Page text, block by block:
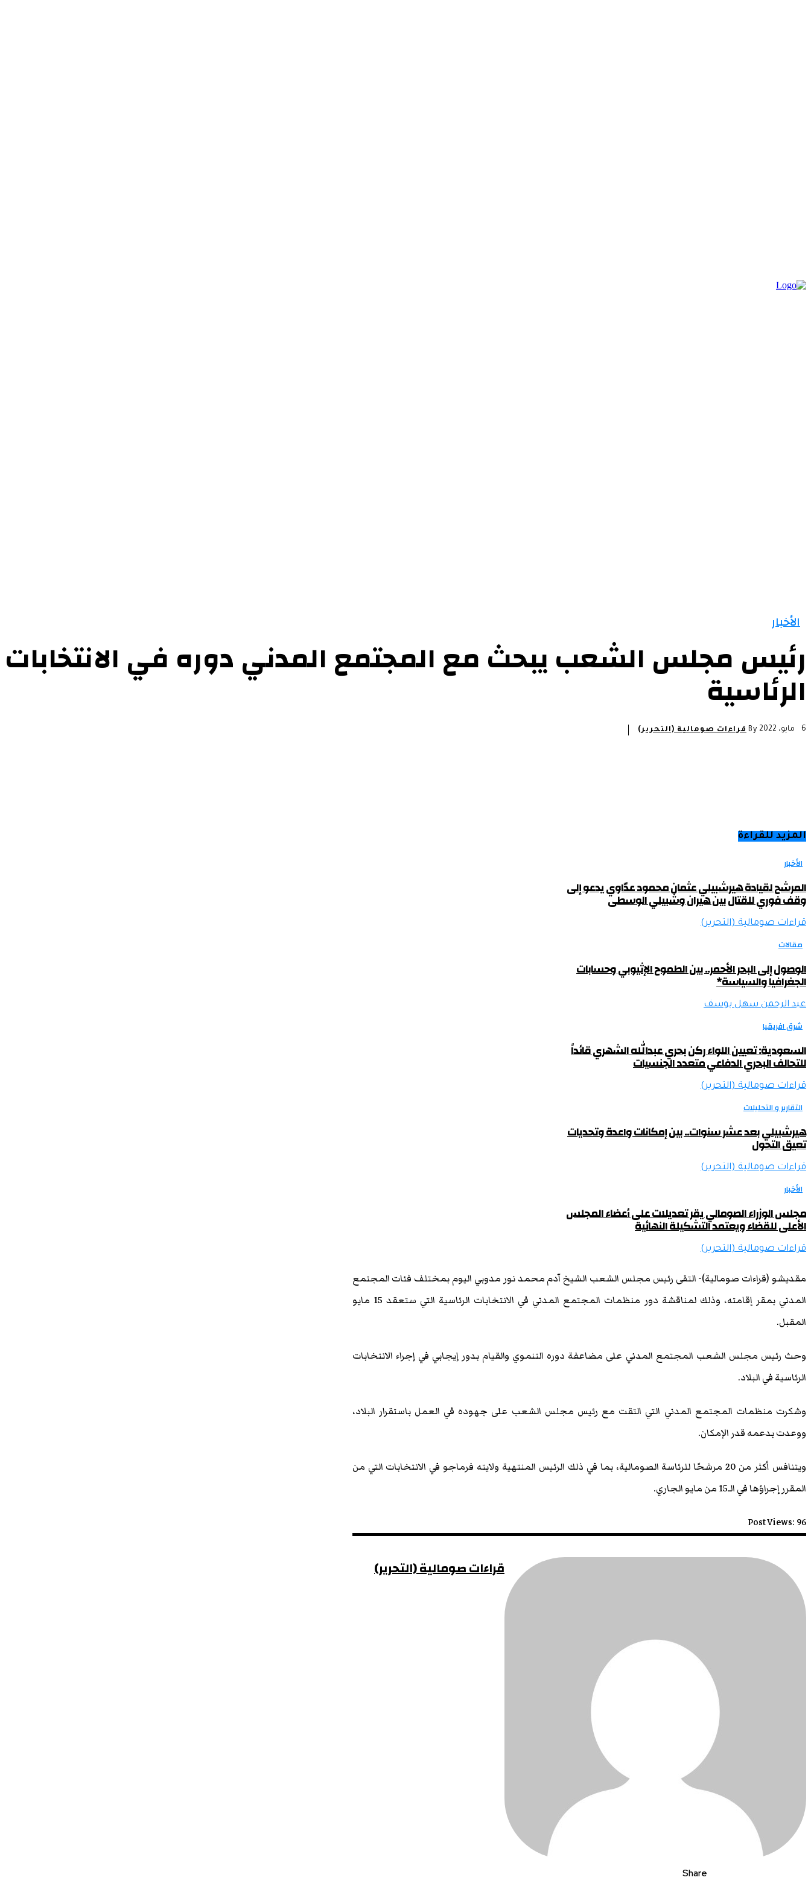
الأخبار
رئيس مجلس الشعب يبحث مع المجتمع المدني دوره في الانتخابات
الرئاسية
6 مايو، 2022 By قراءات صومالية (التحرير)
المزيد للقراءة
الأخبار
المرشح لقيادة هيرشبيلي عثمان محمود عدّاوي يدعو إلى
وقف فوري للقتال بين هيران وشبيلي الوسطى
قراءات صومالية (التحرير)
مقالات
الوصول إلى البحر الأحمر.. بين الطموح الإثيوبي وحسابات
الجغرافيا والسياسة*
عبد الرحمن سهل يوسف
شرق افريقيا
السعودية: تعيين اللواء ركن بحري عبدالله الشهري قائداً
للتحالف البحري الدفاعي متعدد الجنسيات
قراءات صومالية (التحرير)
التقارير و التحليلات
هيرشبيلي بعد عشر سنوات.. بين إمكانات واعدة وتحديات
تعيق التحول
قراءات صومالية (التحرير)
الأخبار
مجلس الوزراء الصومالي يقر تعديلات على أعضاء المجلس
الأعلى للقضاء ويعتمد التشكيلة النهائية
قراءات صومالية (التحرير)
مقديشو (قراءات صومالية)- التقى رئيس مجلس الشعب الشيخ آدم محمد نور مدوبي اليوم بمختلف فئات المجتمع
المدني بمقر إقامته، وذلك لمناقشة دور منظمات المجتمع المدني في الانتخابات الرئاسية التي ستعقد 15 مايو
المقبل.
وحث رئيس مجلس الشعب المجتمع المدني على مضاعفة دوره التنموي والقيام بدور إيجابي في إجراء الانتخابات
الرئاسية في البلاد.
وشكرت منظمات المجتمع المدني التي التقت مع رئيس مجلس الشعب على جهوده في العمل باستقرار البلاد،
ووعدت بدعمه قدر الإمكان.
ويتنافس أكثر من 20 مرشحًا للرئاسة الصومالية، بما في ذلك الرئيس المنتهية ولايته فرماجو في الانتخابات التي من
المقرر إجراؤها في الـ15 من مايو الجاري.
Post Views: 96
قراءات صومالية (التحرير)
Share